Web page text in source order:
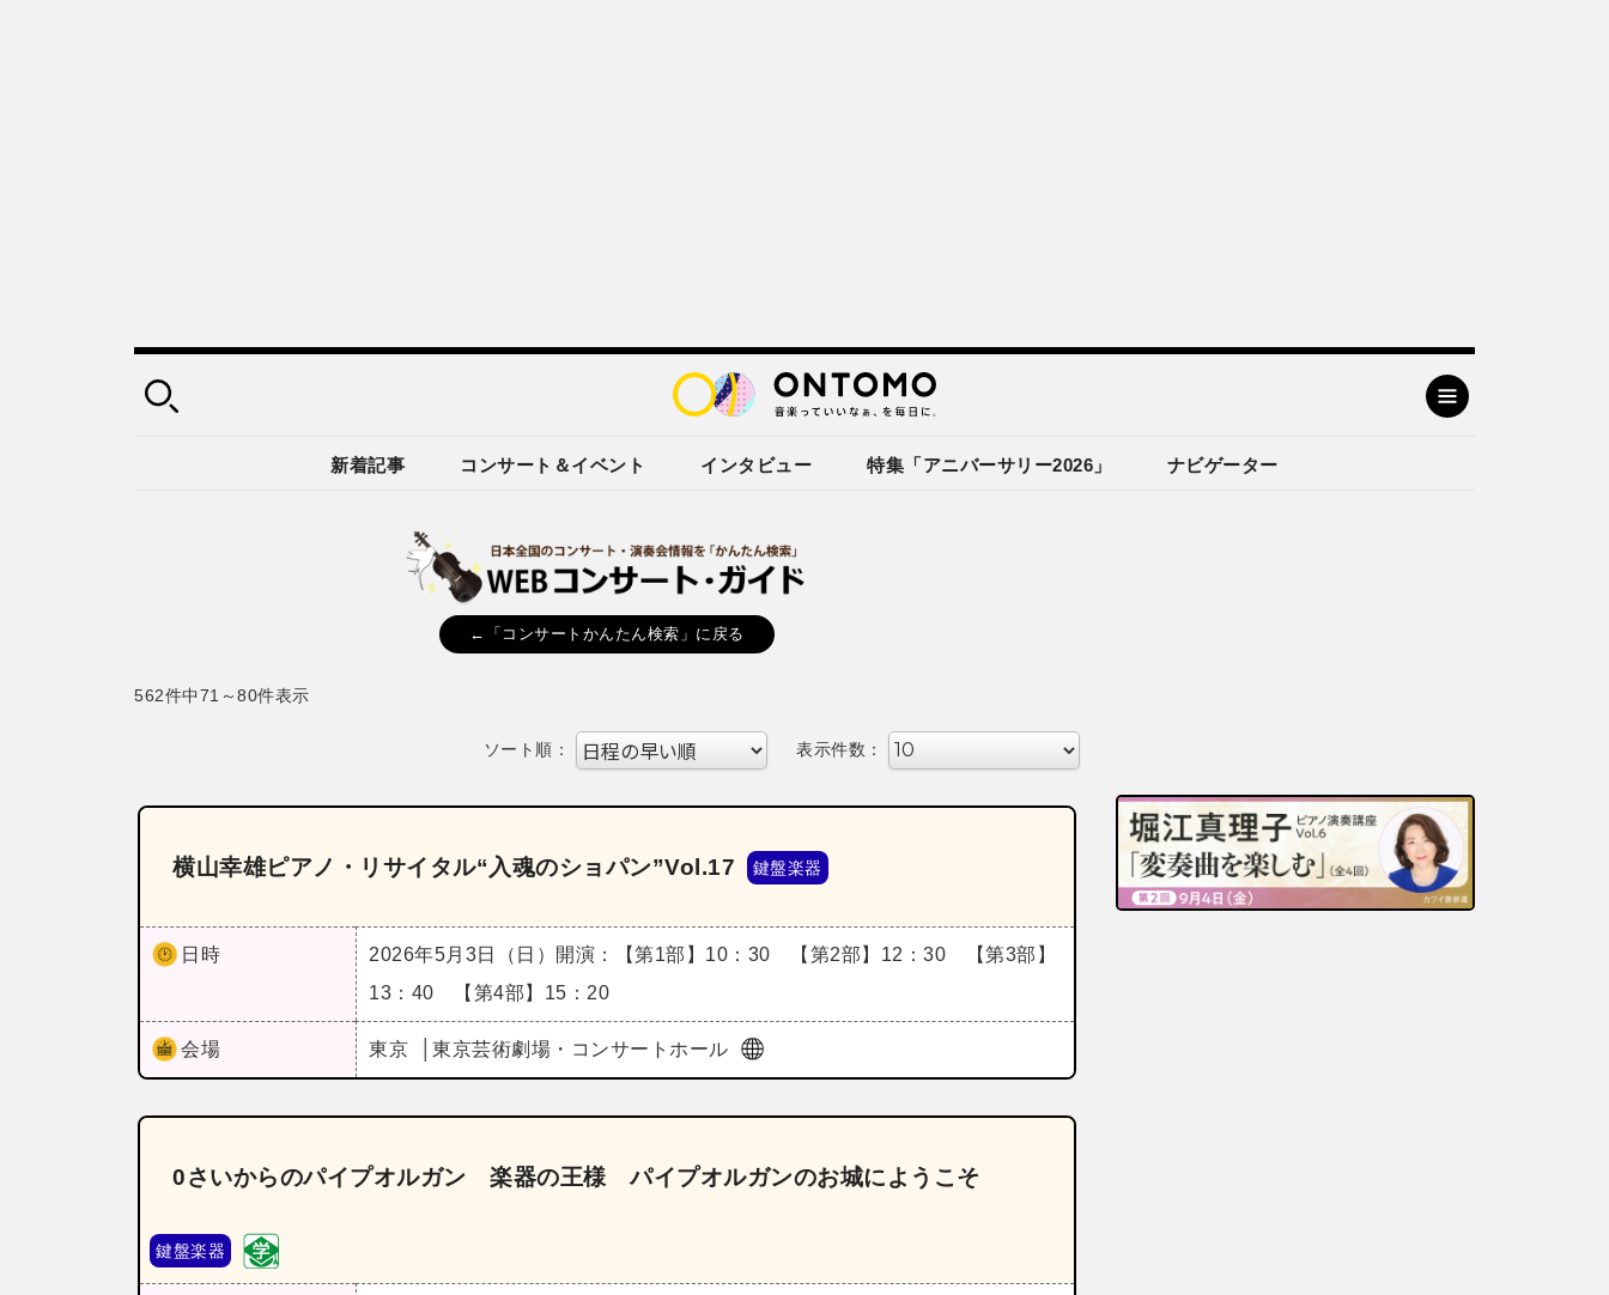
新着記事 コンサート＆イベント インタビュー 特集「アニバーサリー2026」 ナビゲーター
←「コンサートかんたん検索」に戻る
562件中71～80件表示
ソート順： 表示件数：
横山幸雄ピアノ・リサイタル“入魂のショパン”Vol.17 鍵盤楽器
日時 2026年5月3日（日）
開演：【第1部】10：30 【第2部】12：30 【第3部】
13：40 【第4部】15：20
会場 東京 東京芸術劇場・コンサートホール
0さいからのパイプオルガン 楽器の王様 パイプオルガンのお城にようこそ
鍵盤楽器